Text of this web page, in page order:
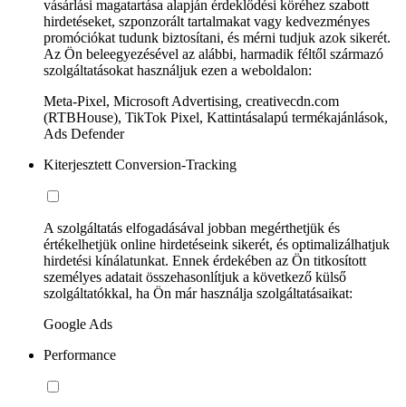
vásárlási magatartása alapján érdeklődési köréhez szabott
hirdetéseket, szponzorált tartalmakat vagy kedvezményes
promóciókat tudunk biztosítani, és mérni tudjuk azok sikerét.
Az Ön beleegyezésével az alábbi, harmadik féltől származó
szolgáltatásokat használjuk ezen a weboldalon:
Meta-Pixel, Microsoft Advertising, creativecdn.com
(RTBHouse), TikTok Pixel, Kattintásalapú termékajánlások,
Ads Defender
Kiterjesztett Conversion-Tracking
A szolgáltatás elfogadásával jobban megérthetjük és
értékelhetjük online hirdetéseink sikerét, és optimalizálhatjuk
hirdetési kínálatunkat. Ennek érdekében az Ön titkosított
személyes adatait összehasonlítjuk a következő külső
szolgáltatókkal, ha Ön már használja szolgáltatásaikat:
Google Ads
Performance